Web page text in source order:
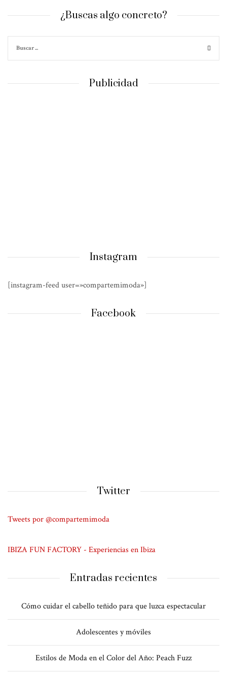
¿Buscas algo concreto?
Publicidad
Instagram
[instagram-feed user=»compartemimoda»]
Facebook
Twitter
Tweets por @compartemimoda
IBIZA FUN FACTORY - Experiencias en Ibiza
Entradas recientes
Cómo cuidar el cabello teñido para que luzca espectacular
Adolescentes y móviles
Estilos de Moda en el Color del Año: Peach Fuzz